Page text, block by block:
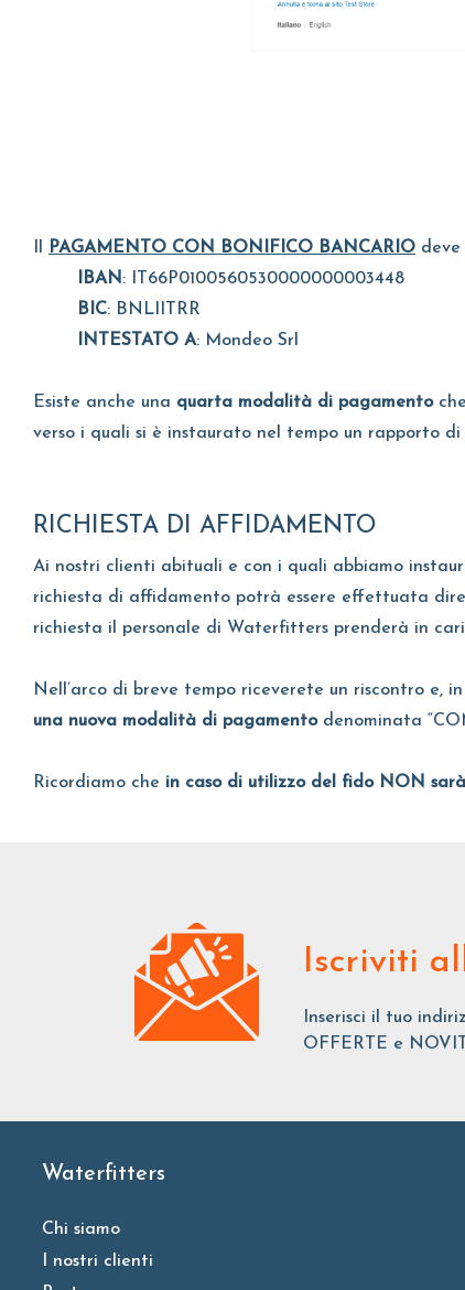
PAGAMENTO CON BONIFICO BANCARIO
IBAN: IT66P0100560530000000003448
BIC: BNLIITRR
INTESTATO A: Mondeo Srl
Esiste anche una quarta modalità di pagamento
verso i quali si è instaurato nel tempo un rapporto
RICHIESTA DI AFFIDAMENTO
Ai nostri clienti abituali e con i quali abbiamo
richiesta di affidamento potrà essere effettuata
richiesta il personale di Waterfitters prenderà in
Nell’arco di breve tempo riceverete un riscontro e,
una nuova modalità di pagamentodenominata
Ricordiamo che in caso di utilizzo del fido NON
Iscriviti
Inserisci il tuo
OFFERTE e
Waterfitters
Chi siamo
I nostri clienti